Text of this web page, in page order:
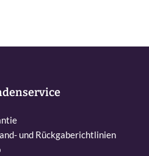
und Rückgaberichtlinien